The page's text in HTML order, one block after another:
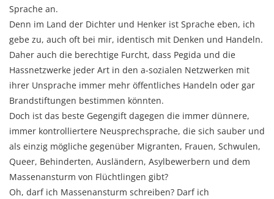
Sprache an.
Denn im Land der Dichter und Henker ist Sprache eben, ich
gebe zu, auch oft bei mir, identisch mit Denken und Handeln.
Daher auch die berechtige Furcht, dass Pegida und die
Hassnetzwerke jeder Art in den a-sozialen Netzwerken mit
ihrer Unsprache immer mehr öffentliches Handeln oder gar
Brandstiftungen bestimmen könnten.
Doch ist das beste Gegengift dagegen die immer dünnere,
immer kontrolliertere Neusprechsprache, die sich sauber und
als einzig mögliche gegenüber Migranten, Frauen, Schwulen,
Queer, Behinderten, Ausländern, Asylbewerbern und dem
Massenansturm von Flüchtlingen gibt?
Oh, darf ich Massenansturm schreiben? Darf ich